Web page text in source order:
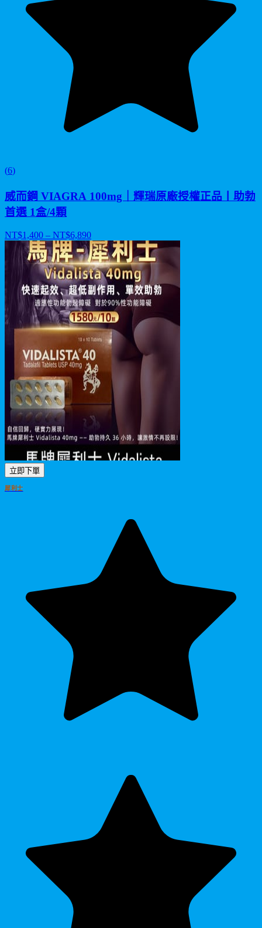
(6)
威而鋼 VIAGRA 100mg｜輝瑞原廠授權正品丨助勃
首選 1盒/4顆
NT$1,400 – NT$6,890
立即下單
犀利士